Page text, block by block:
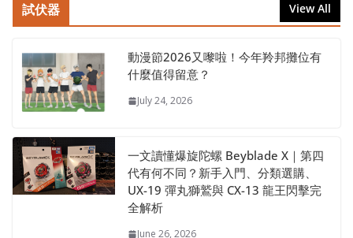
試伏器 View All
動漫節2026又嚟啦！今年羚邦攤位有
什麼值得留意？
July 24, 2026
一文讀懂爆旋陀螺 Beyblade X｜第四
代有何不同？新手入門、分類選購、
UX-19 彈丸獅鷲與 CX-13 龍王閃擊完
全解析
June 26, 2026